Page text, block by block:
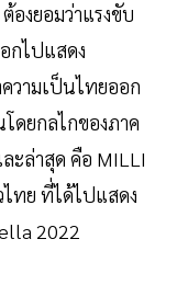
องยอมว่าแรงขับ
กไปแสดง
วามเป็นไทยออก
ดยกลไกของภาค
ะล่าสุด คือ MILLI
ทย ที่ได้ไปแสดง
2022